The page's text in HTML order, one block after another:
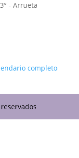
- Arrueta
completo